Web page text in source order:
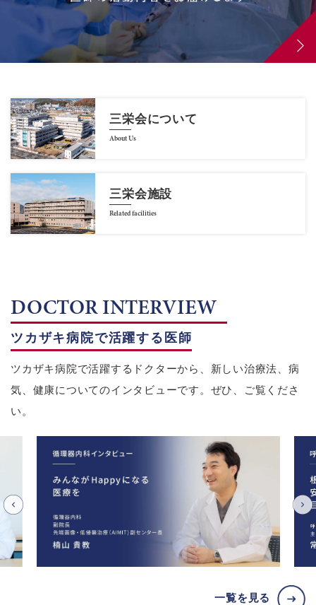
三栄会について
About Us
三栄会施設
Related facilities
DOCTOR INTERVIEW
ツカザキ病院で活躍する医師
ツカザキ病院で活躍するドクターから、新しい治療法、病
気、健康についてのインタビューです。ぜひ、ご覧くださ
い。
一覧を見る